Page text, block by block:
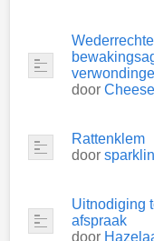
door
Rattenklem
door
Uitnodiging
afspraak
door